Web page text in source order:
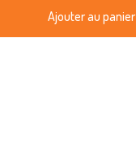
Ajouter au panier